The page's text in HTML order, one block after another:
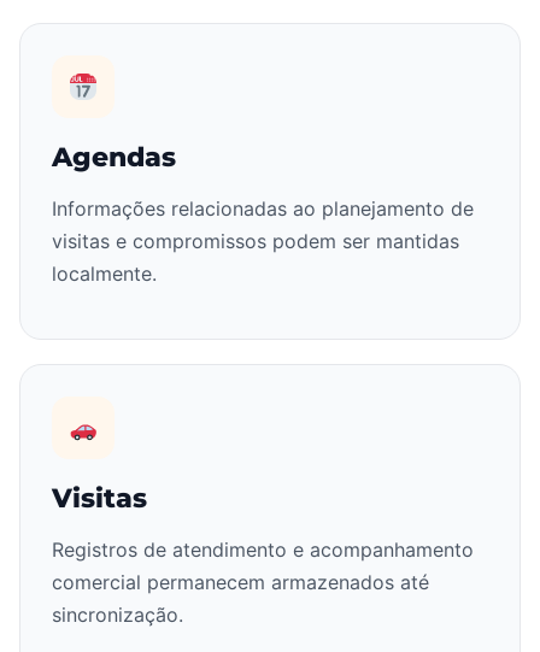
Agendas
Informações relacionadas ao planejamento de
visitas e compromissos podem ser mantidas
localmente.
Visitas
Registros de atendimento e acompanhamento
comercial permanecem armazenados até
sincronização.